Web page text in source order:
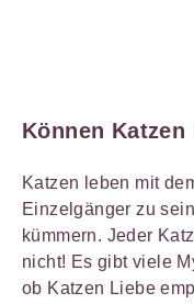
Können Katzen
Katzen leben mit
Einzelgänger zu
kümmern. Jeder
nicht! Es gibt viele
ob Katzen Liebe